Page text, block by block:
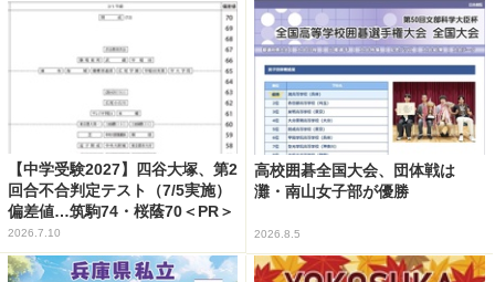
【中学受験2027】四谷大塚、第2
回合不合判定テスト（7/5実施）
偏差値…筑駒74・桜蔭70＜PR＞
2026.7.10
高校囲碁全国大会、団体戦は
灘・南山女子部が優勝
2026.8.5